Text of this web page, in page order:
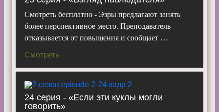
Смотреть бесплатно - Эзры предлагают занять
более перспективное место. Преподаватель
отказывается от повышения и сообщает …
Смотреть
24 серия - «Если эти куклы могли
говорить»